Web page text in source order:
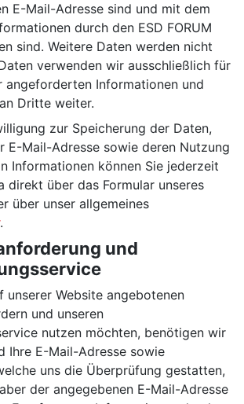
E-Mail-Adresse sind und mit dem
durch den ESD FORUM
sind. Weitere Daten werden nicht
verwenden wir ausschließlich für
angeforderten Informationen und
Dritte weiter.
zur Speicherung der Daten,
E-Mail-Adresse sowie deren Nutzung
Informationen können Sie jederzeit
direkt über das Formular unseres
über unser allgemeines
.
und
unserer Website angebotenen
und unseren
nutzen möchten, benötigen wir
Ihre E-Mail-Adresse sowie
uns die Überprüfung gestatten,
der angegebenen E-Mail-Adresse